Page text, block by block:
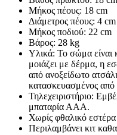
Μήκος πέους: 18 cm
Διάμετρος πέους: 4 cm
Μήκος ποδιού: 22 cm
Βάρος: 28 kg
Υλικά: Το σώμα είναι
μοιάζει με δέρμα, η
από ανοξείδωτο
κατασκευασμένος από
Τηλεχειριστήριο:
μπαταρία ΑΑΑ.
Χωρίς φθαλικό εστέρα
Περιλαμβάνει κιτ